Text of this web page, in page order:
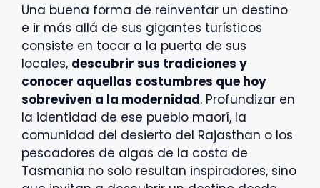
Una buena forma de reinventar un destino
e ir más allá de sus gigantes turísticos
consiste en tocar a la puerta de sus
locales, descubrir sus tradiciones y
conocer aquellas costumbres que hoy
sobreviven a la modernidad. Profundizar en
la identidad de ese pueblo maorí, la
comunidad del desierto del Rajasthan o los
pescadores de algas de la costa de
Tasmania no solo resultan inspiradores, sino